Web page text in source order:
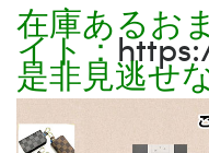
在庫あるお
イト：
是非見逃せ